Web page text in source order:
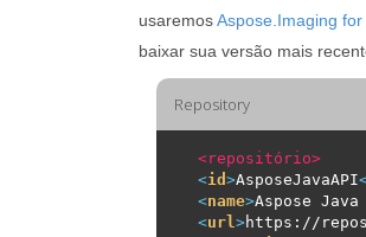
usaremosAspose.Imaging for
baixar sua versão mais
Repository
<repositório>
<id >AsposeJavaAPI
<name>Aspose Java
<url>https://